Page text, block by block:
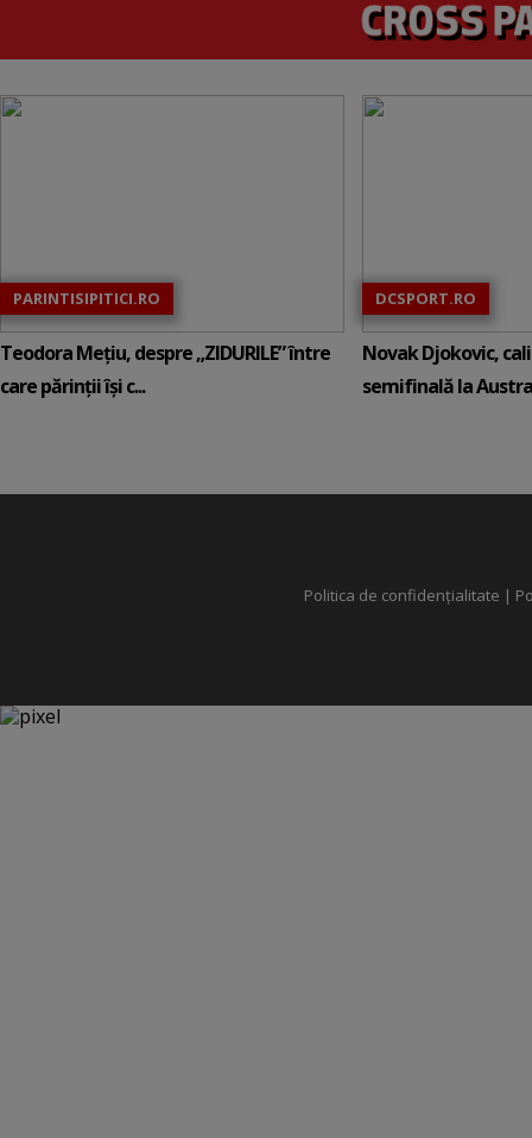
PARINTISIPITICI.RO
Teodora Mețiu, despre „ZIDURILE” între
care părinții își c...
DCSPORT.RO
Novak Djokovic,
semifinală la
Politica de confidențialitate |